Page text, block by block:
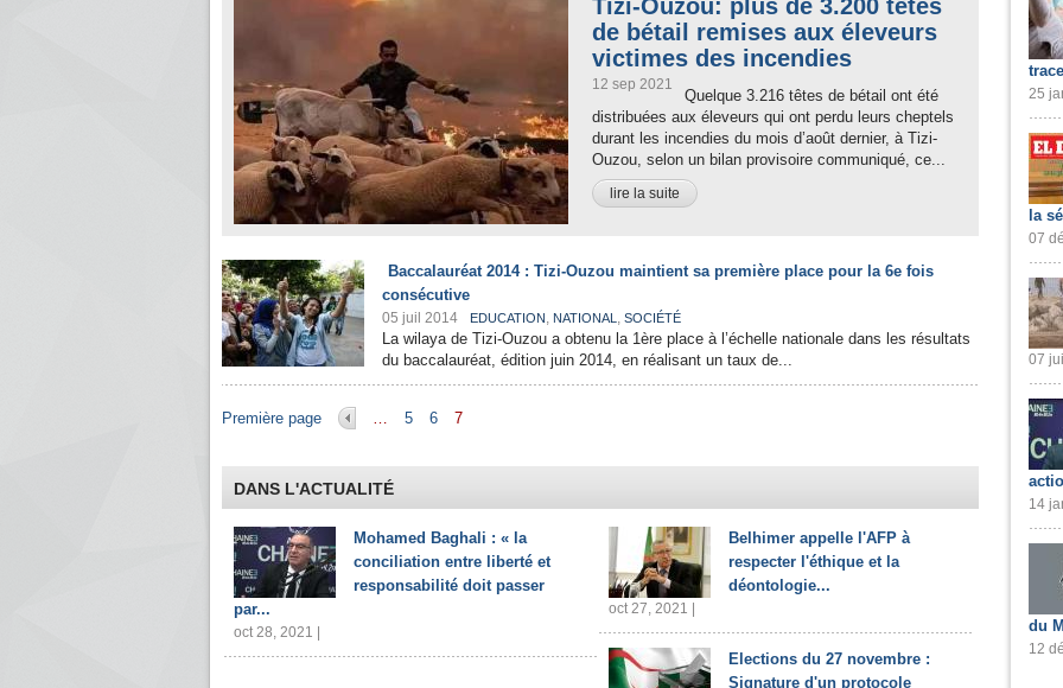
Tizi-Ouzou: plus de 3.200 têtes
de bétail remises aux éleveurs
victimes des incendies
12 sep 2021
Quelque 3.216 têtes de bétail ont été
distribuées aux éleveurs qui ont perdu leurs cheptels
durant les incendies du mois d’août dernier, à Tizi-
Ouzou, selon un bilan provisoire communiqué, ce...
lire la suite
Baccalauréat 2014 : Tizi-Ouzou maintient sa première place pour la 6e fois
consécutive
05 juil 2014 EDUCATION, NATIONAL , SOCIÉTÉ
La wilaya de Tizi-Ouzou a obtenu la 1ère place à l’échelle nationale dans les résultats
du baccalauréat, édition juin 2014, en réalisant un taux de...
Pages
Première page … 5 6 7
DANS L'ACTUALITÉ
Mohamed Baghali : « la
conciliation entre liberté et
responsabilité doit passer
par...
oct 28, 2021 |
Belhimer appelle l'AFP à
respecter l'éthique et la
déontologie...
oct 27, 2021 |
Elections du 27 novembre :
Signature d'un protocole
25
la
07
07
14
du
12